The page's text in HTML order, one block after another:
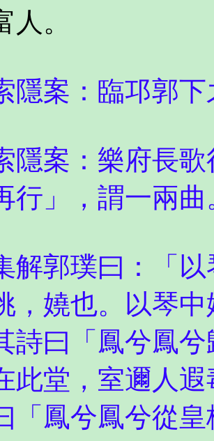
。
隱案：臨邛郭
隱案：樂府長
行」，謂一兩曲
解郭璞曰：「
，嬈也。以琴
詩曰「鳳兮鳳
此堂，室邇人
「鳳兮鳳兮從